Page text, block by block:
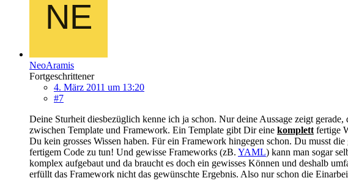
NeoAramis
Fortgeschrittener
4. März 2011 um 13:20
#7
Deine Sturheit diesbezüglich kenne ich ja schon. Nur deine Aussage zeigt gerade,
zwischen Template und Framework. Ein Template gibt Dir eine komplett fertige
Du kein grosses Wissen haben. Für ein Framework hingegen schon. Du musst
fertigem Code zu tun! Und gewisse Frameworks (zB. YAML) kann man sogar
komplex aufgebaut und da braucht es doch ein gewisses Können und deshalb
erfüllt das Framework nicht das gewünschte Ergebnis. Also nur schon die